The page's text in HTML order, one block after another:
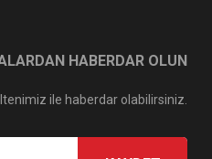
HABERDAR OLUN
ile haberdar olabilirsiniz.